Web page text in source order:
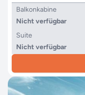
Balkonkabine
Nicht verfügbar
Suite
Nicht verfügbar